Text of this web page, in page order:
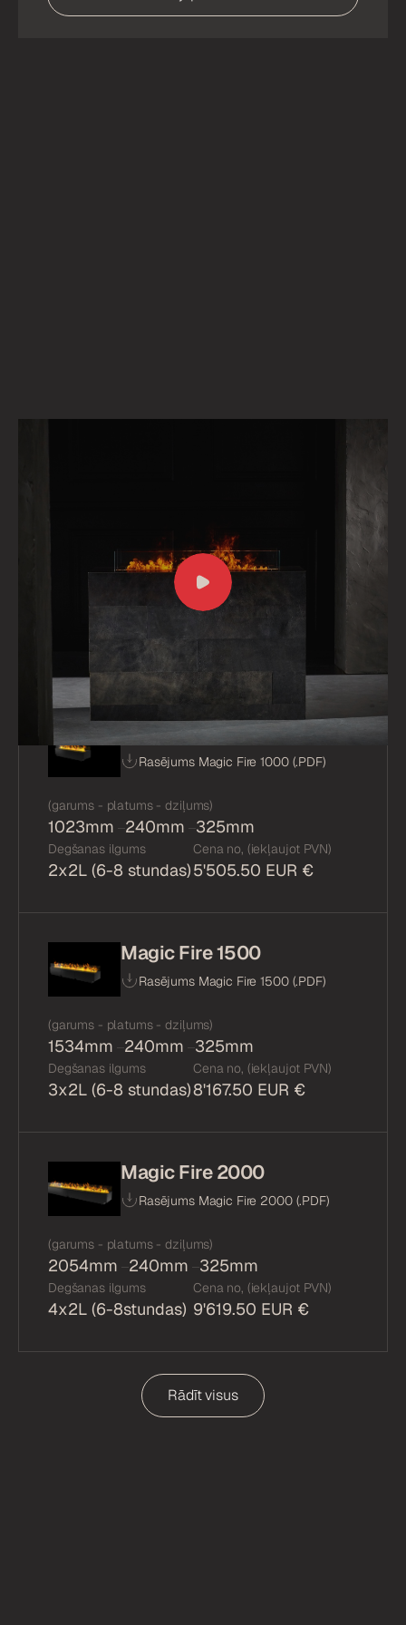
Rasējums Magic Fire 500 (.
(garums - platums - dziļums)
515mm 240mm 325mm
Degšanas ilgums
1x2L (6-8stundas)
Magic Fire 1000
Rasējums Magic Fire 1000 (.PDF)
(garums - platums - dziļums)
1023mm 240mm 325mm
Degšanas ilgums
2x2L (6-8 stundas)
Cena no, (iekļaujot PVN)
5'505.50 EUR €
Magic Fire 1500
Rasējums Magic Fire 1500 (.PDF)
(garums - platums - dziļums)
1534mm 240mm 325mm
Degšanas ilgums
3x2L (6-8 stundas)
Cena no, (iekļaujot PVN)
8'167.50 EUR €
Magic Fire 2000
Rasējums Magic Fire 2000 (.PDF)
(garums - platums - dziļums)
2054mm 240mm 325mm
Degšanas ilgums
4x2L (6-8stundas)
Cena no, (iekļaujot PVN)
9'619.50 EUR €
Rādīt visus